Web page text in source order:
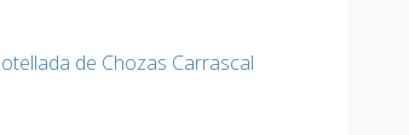
de Chozas Carrascal